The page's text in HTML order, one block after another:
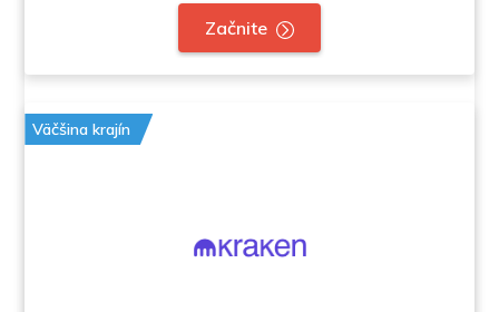
Začnite
Väčšina krajín